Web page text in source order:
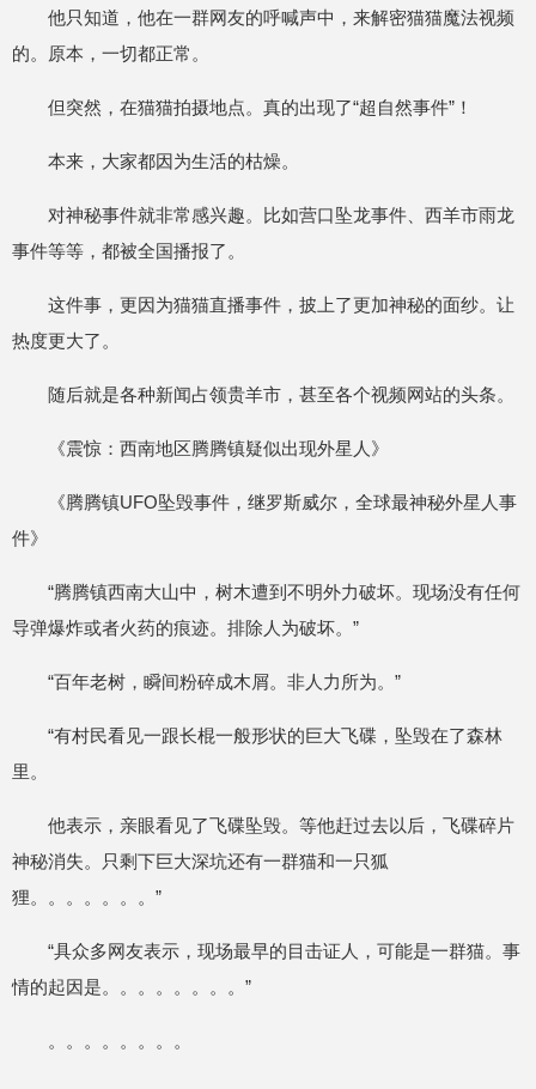
他只知道，他在一群网友的呼喊声中，来解密猫猫魔法视频
的。原本，一切都正常。
但突然，在猫猫拍摄地点。真的出现了“超自然事件”！
本来，大家都因为生活的枯燥。
对神秘事件就非常感兴趣。比如营口坠龙事件、西羊市雨龙
事件等等，都被全国播报了。
这件事，更因为猫猫直播事件，披上了更加神秘的面纱。让
热度更大了。
随后就是各种新闻占领贵羊市，甚至各个视频网站的头条。
《震惊：西南地区腾腾镇疑似出现外星人》
《腾腾镇UFO坠毁事件，继罗斯威尔，全球最神秘外星人事
件》
“腾腾镇西南大山中，树木遭到不明外力破坏。现场没有任何
导弹爆炸或者火药的痕迹。排除人为破坏。”
“百年老树，瞬间粉碎成木屑。非人力所为。”
“有村民看见一跟长棍一般形状的巨大飞碟，坠毁在了森林
里。
他表示，亲眼看见了飞碟坠毁。等他赶过去以后，飞碟碎片
神秘消失。只剩下巨大深坑还有一群猫和一只狐
狸。。。。。。。”
“具众多网友表示，现场最早的目击证人，可能是一群猫。事
情的起因是。。。。。。。。”
。。。。。。。。